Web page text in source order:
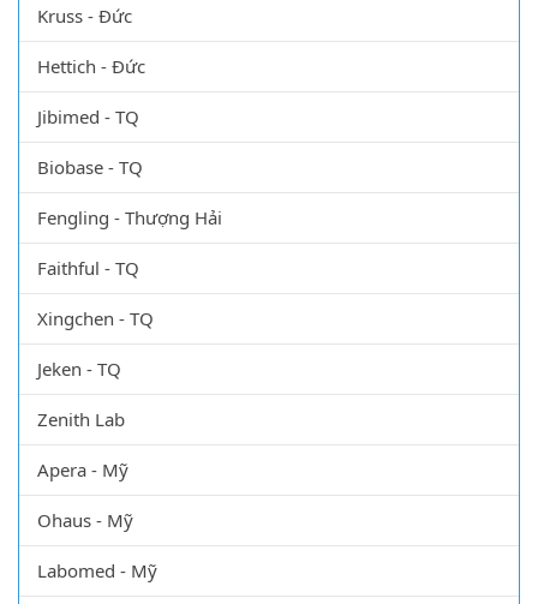
Kruss - Đức
Hettich - Đức
Jibimed - TQ
Biobase - TQ
Fengling - Thượng Hải
Faithful - TQ
Xingchen - TQ
Jeken - TQ
Zenith Lab
Apera - Mỹ
Ohaus - Mỹ
Labomed - Mỹ